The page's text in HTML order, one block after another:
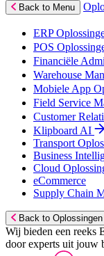
Back to Menu
ERP
POS
Financiële
Warehouse
Mobiele App
Field Service
Customer
Klipboard AI
Transport
Business
Cloud
eCommerce
Supply Chain
Back to Oplossingen
Wij bieden een reeks
door experts uit jouw